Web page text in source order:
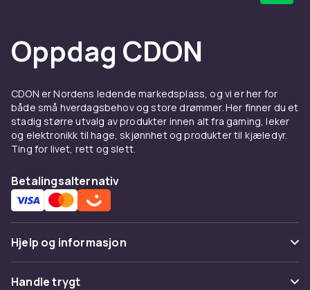
Oppdag CDON
CDON er Nordens ledende markedsplass, og vi er her for
både små hverdagsbehov og store drømmer. Her finner du et
stadig større utvalg av produkter innen alt fra gaming, leker
og elektronikk til hage, skjønnhet og produkter til kjæledyr.
Ting for livet, rett og slett.
Betalingsalternativ
Hjelp og informasjon
Vanlige spørsmål
Handle trygt